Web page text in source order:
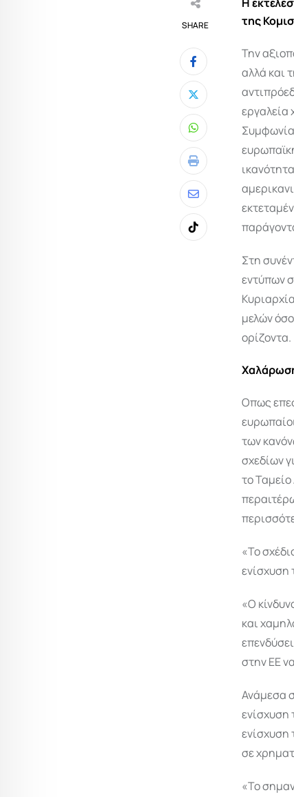
SHARE
Whatsapp
Print
Share
via
Email
Tiktok
της
Την
αλλά και
εργαλεία
Στη
εντύπων
μελών
ορίζοντα.
Οπως
των
σχεδίων
το
«Το
ενίσχυση
«Ο
και
στην ΕΕ
Ανάμεσα
ενίσχυση
ενίσχυση
σε
«Το